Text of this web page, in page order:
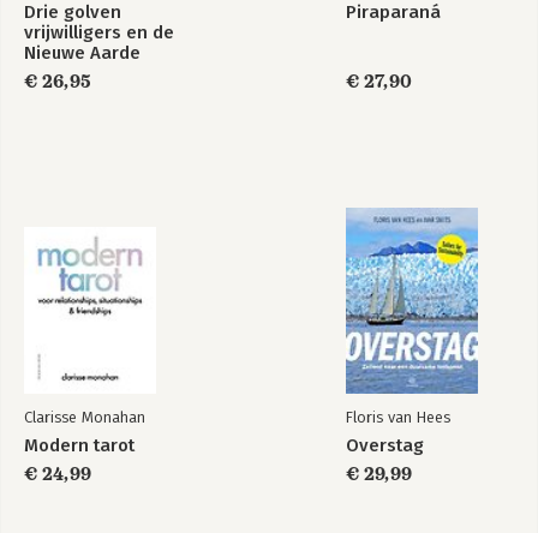
Drie golven
vrijwilligers en de
Nieuwe Aarde
€ 26,95
Piraparaná
€ 27,90
Clarisse Monahan
Modern tarot
€ 24,99
Floris van Hees
Overstag
€ 29,99